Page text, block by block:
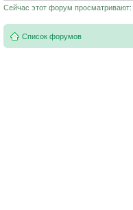
Сейчас этот форум просматривают:
Список форумов